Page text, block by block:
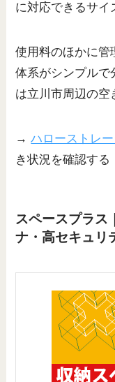
に対応できるサイ
使用料のほかに管
体系がシンプルで
は立川市周辺の空
→ハローストレ
き状況を確認する
スペースプラス
ナ・高セキュリ